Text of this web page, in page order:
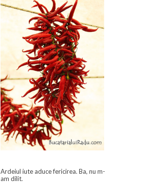
Ardeiul iute aduce fericirea. Ba, nu m-
am dilit.